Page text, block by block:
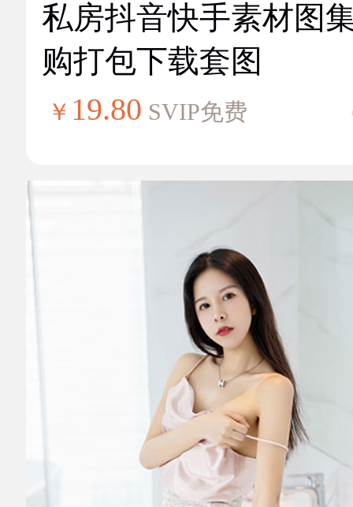
私房抖音快手素材图
购打包下载套图
￥ 19.80 SVIP免费